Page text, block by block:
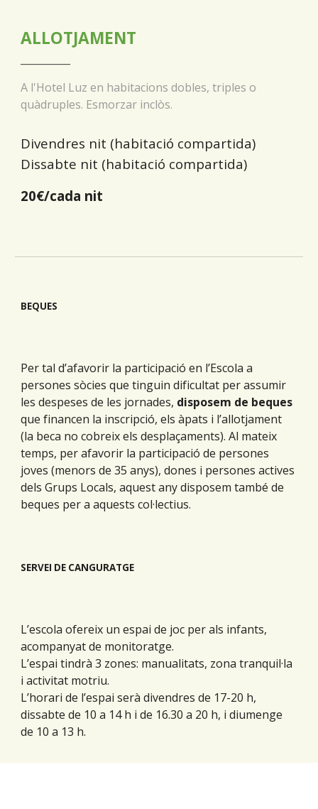
ALLOTJAMENT
A l'Hotel Luz en habitacions dobles, triples o
quàdruples. Esmorzar inclòs.
Divendres nit (habitació compartida)
Dissabte nit (habitació compartida)
20€/cada nit
BEQUES
Per tal d’afavorir la participació en l’Escola a
persones sòcies que tinguin dificultat per assumir
les despeses de les jornades, disposem de beques
que financen la inscripció, els àpats i l’allotjament
(la beca no cobreix els desplaçaments). Al mateix
temps, per afavorir la participació de persones
joves (menors de 35 anys), dones i persones actives
dels Grups Locals, aquest any disposem també de
beques per a aquests col·lectius.
SERVEI DE CANGURATGE
L’escola ofereix un espai de joc per als infants,
acompanyat de monitoratge.
L’espai tindrà 3 zones: manualitats, zona tranquil·la
i activitat motriu.
L’horari de l’espai serà divendres de 17-20 h,
dissabte de 10 a 14 h i de 16.30 a 20 h, i diumenge
de 10 a 13 h.